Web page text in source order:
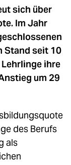
sich über
Im Jahr
Stand seit 10
ihre
um 29
des Berufs
als